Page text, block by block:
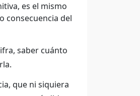
es el mismo
consecuencia del
saber cuánto
que ni siquiera